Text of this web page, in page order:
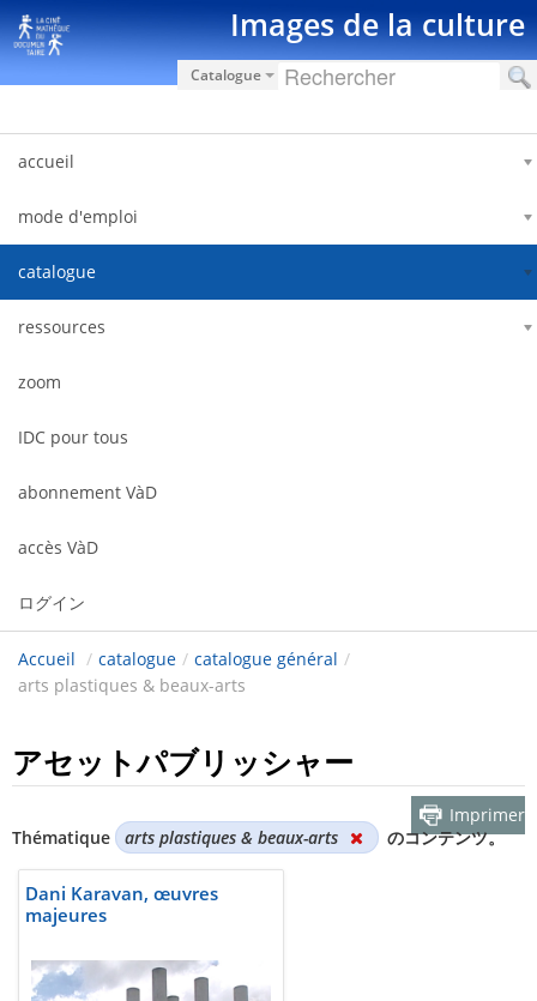
内容へスキップ Images de la culture
Catalogue
accueil
mode d'emploi
catalogue
ressources
zoom
IDC pour tous
abonnement VàD
accès VàD
ログイン
Accueil / catalogue / catalogue général /
arts plastiques & beaux-arts
アセットパブリッシャー
Thématique arts plastiques & beaux-arts のコンテンツ。
Imprimer
Dani Karavan, œuvres
majeures